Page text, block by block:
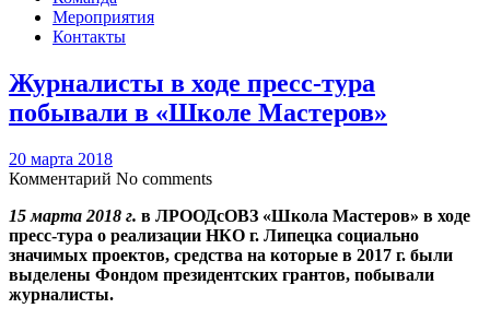
Мероприятия
Контакты
Журналисты в ходе пресс-тура
побывали в «Школе Мастеров»
20 марта 2018
Комментарий No comments
15 марта 2018 г. в ЛРООДсОВЗ «Школа Мастеров» в ходе
пресс-тура о реализации НКО г. Липецка социально
значимых проектов, средства на которые в 2017 г. были
выделены Фондом президентских грантов, побывали
журналисты.